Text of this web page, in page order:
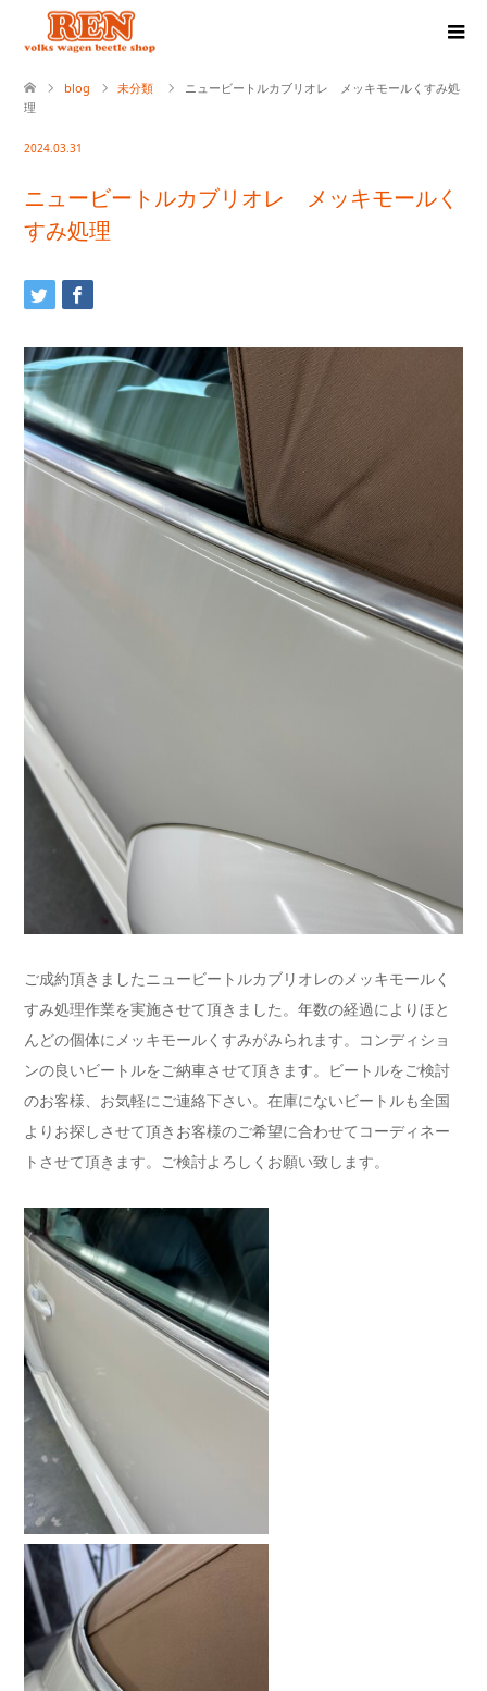
blog 未分類
ニュービートルカブリオレ メッキモールくすみ処
理
2024.03.31
ニュービートルカブリオレ メッキモールく
すみ処理
ご成約頂きましたニュービートルカブリオレのメッキモールく
すみ処理作業を実施させて頂きました。年数の経過によりほと
んどの個体にメッキモールくすみがみられます。コンディショ
ンの良いビートルをご納車させて頂きます。ビートルをご検討
のお客様、お気軽にご連絡下さい。在庫にないビートルも全国
よりお探しさせて頂きお客様のご希望に合わせてコーディネー
トさせて頂きます。ご検討よろしくお願い致します。